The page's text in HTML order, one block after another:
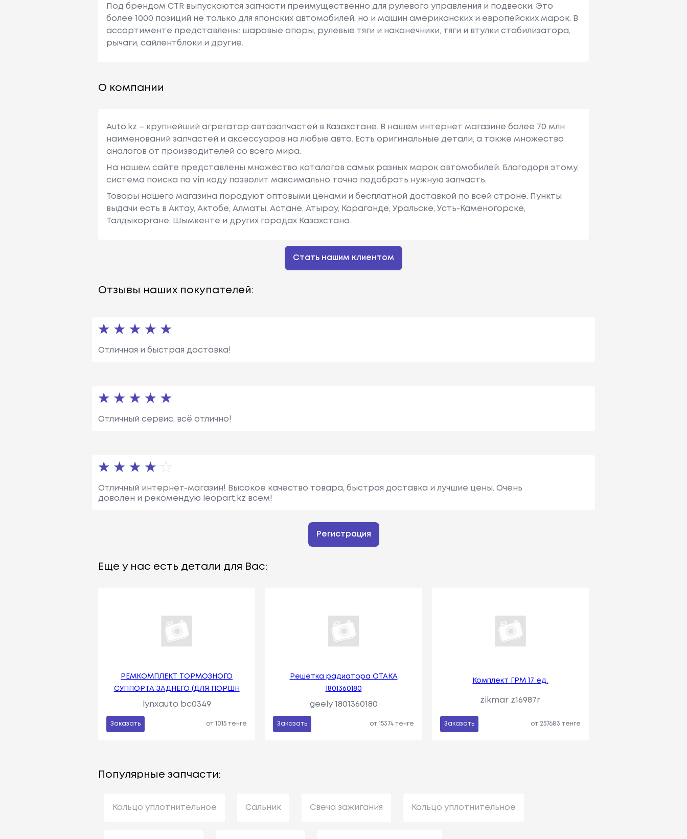
Под брендом CTR выпускаются запчасти преимущественно для рулевого управления и подвески. Это
более 1000 позиций не только для японских автомобилей, но и машин американских и европейских марок. В
ассортименте представлены: шаровые опоры, рулевые тяги и наконечники, тяги и втулки стабилизатора,
рычаги, сайлентблоки и другие.
О компании
Auto.kz – крупнейший агрегатор автозапчастей в Казахстане. В нашем интернет магазине более 70 млн
наименований запчастей и аксессуаров на любые авто. Есть оригинальные детали, а также множество
аналогов от производителей со всего мира.
На нашем сайте представлены множество каталогов самых разных марок автомобилей. Благодоря этому,
система поиска по vin коду позволит максимально точно подобрать нужную запчасть.
Товары нашего магазина порадуют оптовыми ценами и бесплатной доставкой по всей стране. Пункты
выдачи есть в Актау, Актобе, Алматы, Астане, Атырау, Караганде, Уральске, Усть-Каменогорске,
Талдыкоргане, Шымкенте и других городах Казахстана.
Стать нашим клиентом
Отзывы наших покупателей:
Отличная и быстрая доставка!
Отличный сервис, всё отлично!
Отличный интернет-магазин! Высокое качество товара, быстрая доставка и лучшие цены. Очень
доволен и рекомендую leopart.kz всем!
Регистрация
Еще у нас есть детали для Вас:
РЕМКОМПЛЕКТ ТОРМОЗНОГО
СУППОРТА ЗАДНЕГО (ДЛЯ ПОРШН
lynxauto bc0349
Заказать от 1015 тенге
Решетка радиатора ОТАКА
1801360180
geely 1801360180
Заказать от 15374 тенге
Комплект ГРМ 17 ед.
zikmar z16987r
Заказать от 257683 тенге
Популярные запчасти:
Кольцо уплотнительное Сальник Свеча зажигания Кольцо уплотнительное